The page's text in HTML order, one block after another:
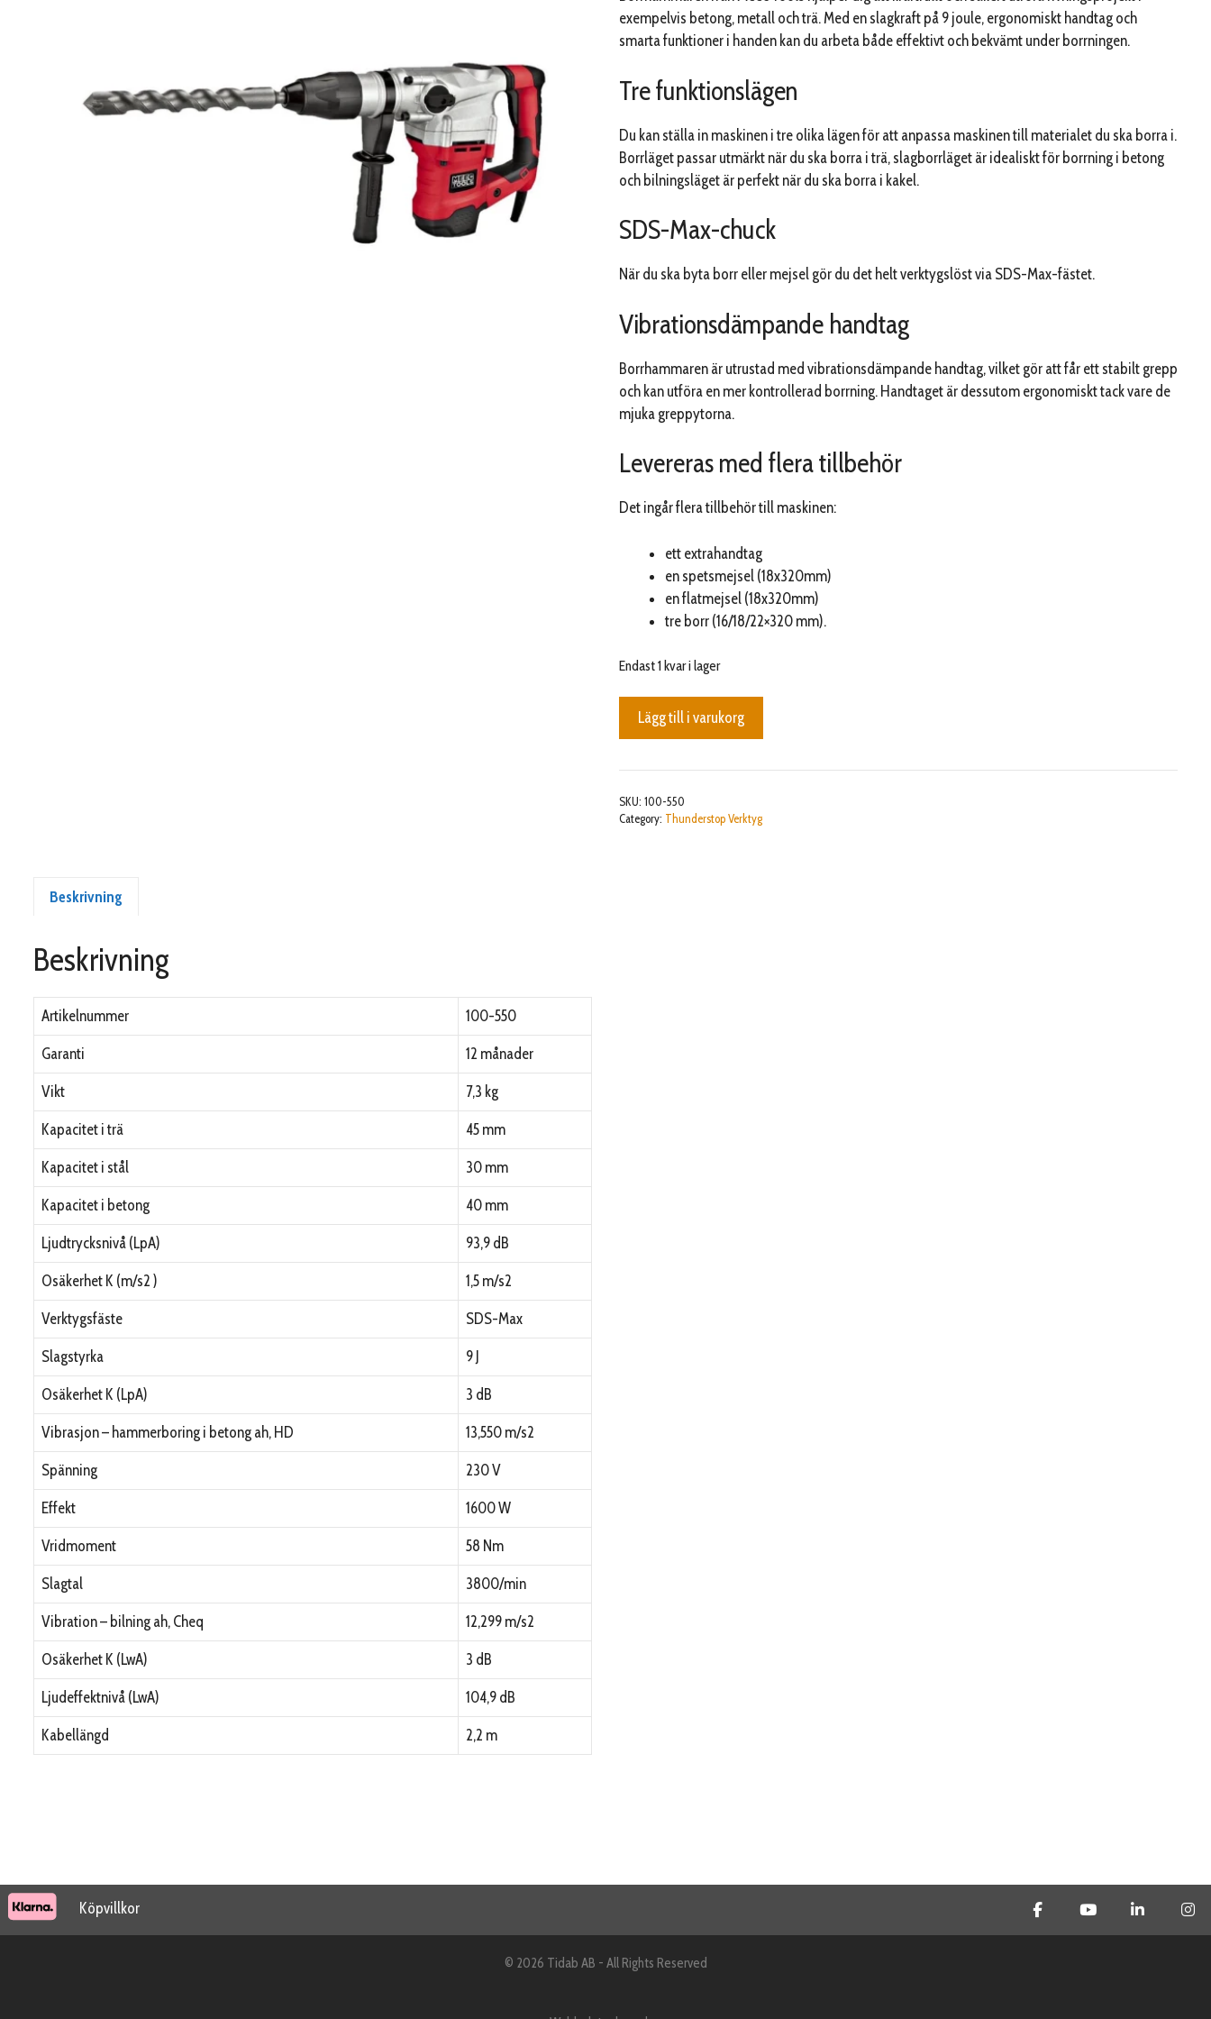
exempelvis betong, metall och trä. Med en slagkraft på 9 joule, ergonomiskt handtag och
smarta funktioner i handen kan du arbeta både effektivt och bekvämt under borrningen.
Tre funktionslägen
Du kan ställa in maskinen i tre olika lägen för att anpassa maskinen till materialet du ska borra i.
Borrläget passar utmärkt när du ska borra i trä, slagborrläget är idealiskt för borrning i betong
och bilningsläget är perfekt när du ska borra i kakel.
SDS-Max-chuck
När du ska byta borr eller mejsel gör du det helt verktygslöst via SDS-Max-fästet.
Vibrationsdämpande handtag
Borrhammaren är utrustad med vibrationsdämpande handtag, vilket gör att får ett stabilt grepp
och kan utföra en mer kontrollerad borrning. Handtaget är dessutom ergonomiskt tack vare de
mjuka greppytorna.
Levereras med flera tillbehör
Det ingår flera tillbehör till maskinen:
ett extrahandtag
en spetsmejsel (18x320mm)
en flatmejsel (18x320mm)
tre borr (16/18/22×320 mm).
Endast 1 kvar i lager
BORRHAMMARE
Lägg till i varukorg
SKU: 100-550
Category: Thunderstop Verktyg
Beskrivning
Beskrivning
Artikelnummer 100-550
Garanti 12 månader
Vikt 7,3 kg
Kapacitet i trä 45 mm
Kapacitet i stål 30 mm
Kapacitet i betong 40 mm
Ljudtrycksnivå (LpA) 93,9 dB
Osäkerhet K (m/s2 ) 1,5 m/s2
Verktygsfäste SDS-Max
Slagstyrka 9 J
Osäkerhet K (LpA) 3 dB
Vibrasjon – hammerboring i betong ah, HD 13,550 m/s2
Spänning 230 V
Effekt 1600 W
Vridmoment 58 Nm
Slagtal 3800/min
Vibration – bilning ah, Cheq 12,299 m/s2
Osäkerhet K (LwA) 3 dB
Ljudeffektnivå (LwA) 104,9 dB
Kabellängd 2,2 m
Köpvillkor
© 2026 Tidab AB - All Rights Reserved